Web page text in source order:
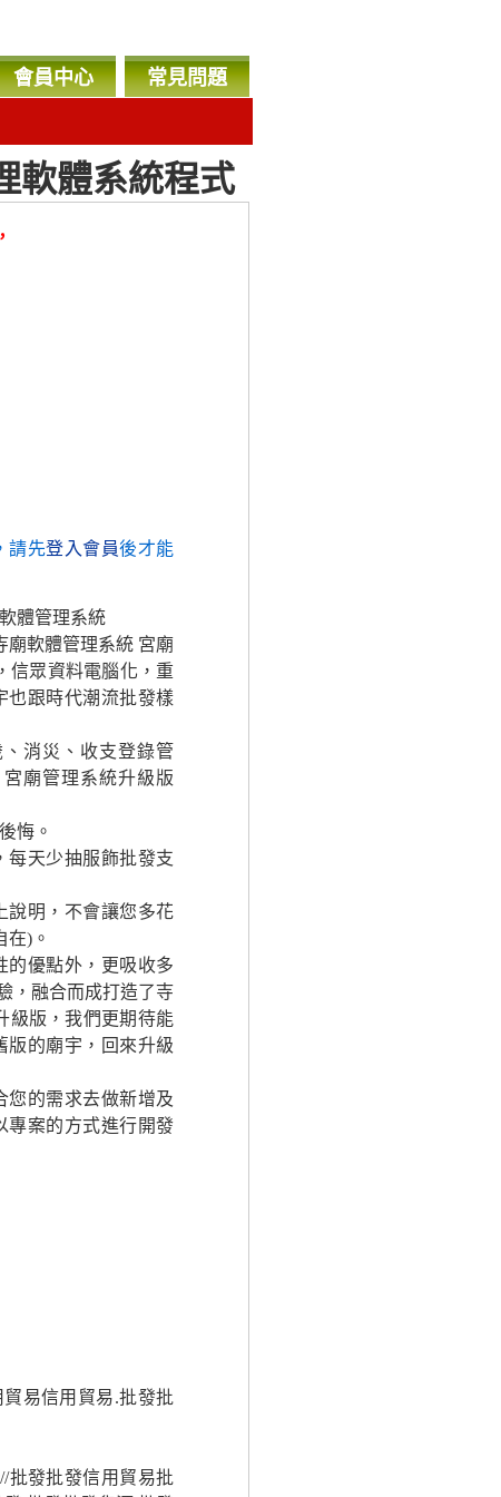
會員中心 常見問題
軟體系統程式
請先登入會員後才能
體管理系統
廟軟體管理系統 宮廟
信眾資料電腦化，重
也跟時代潮流批發樣
消災、收支登錄管
廟管理系統升級版
悔。
每天少抽服飾批發支
說明，不會讓您多花
)。
的優點外，更吸收多
，融合而成打造了寺
級版，我們更期待能
版的廟宇，回來升級
您的需求去做新增及
專案的方式進行開發
易信用貿易.批發批
批發批發信用貿易批